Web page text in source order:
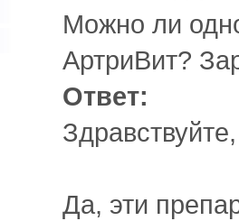
Можно ли
АртриВит?
Ответ:
Да, эти